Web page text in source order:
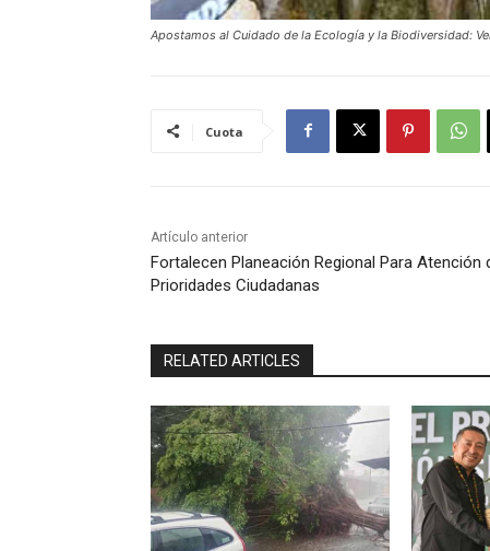
Apostamos al Cuidado de la Ecología y la Biodiversidad:
Cuota
Artículo anterior
Fortalecen Planeación Regional Para Atención
Prioridades Ciudadanas
RELATED ARTICLES